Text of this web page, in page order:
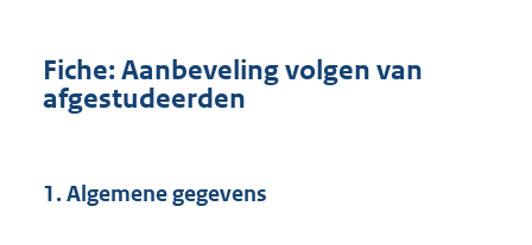
Fiche: Aanbeveling volgen van
afgestudeerden
1. Algemene gegevens